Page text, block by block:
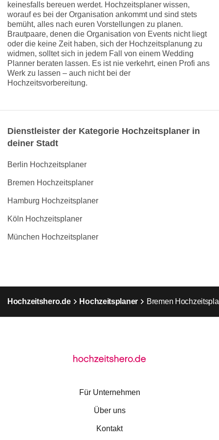
keinesfalls bereuen werdet. Hochzeitsplaner wissen,
worauf es bei der Organisation ankommt und sind stets
bemüht, alles nach euren Vorstellungen zu planen.
Brautpaare, denen die Organisation von Events nicht liegt
oder die keine Zeit haben, sich der Hochzeitsplanung zu
widmen, solltet sich in jedem Fall von einem Wedding
Planner beraten lassen. Es ist nie verkehrt, einen Profi ans
Werk zu lassen – auch nicht bei der
Hochzeitsvorbereitung.
Dienstleister der Kategorie Hochzeitsplaner in
deiner Stadt
Berlin Hochzeitsplaner
Bremen Hochzeitsplaner
Hamburg Hochzeitsplaner
Köln Hochzeitsplaner
München Hochzeitsplaner
Hochzeitshero.de Hochzeitsplaner Bremen
Für Unternehmen
Über uns
Kontakt